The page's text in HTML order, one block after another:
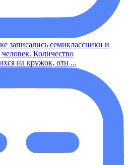
записались семиклассники и
Количество
на кружок, отн ...